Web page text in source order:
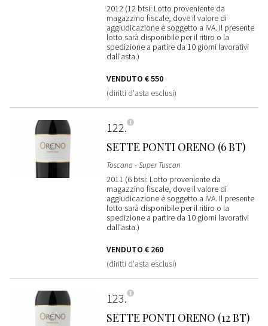
2012 (12 btsi: Lotto proveniente da
magazzino fiscale, dove il valore di
aggiudicazione è soggetto a IVA. Il presente
lotto sarà disponibile per il ritiro o la
spedizione a partire da 10 giorni lavorativi
dall'asta.)
VENDUTO € 550
(diritti d'asta esclusi)
122
SETTE PONTI ORENO (6 BT)
Toscana - Super Tuscan
2011 (6 btsi: Lotto proveniente da
magazzino fiscale, dove il valore di
aggiudicazione è soggetto a IVA. Il presente
lotto sarà disponibile per il ritiro o la
spedizione a partire da 10 giorni lavorativi
dall'asta.)
VENDUTO € 260
(diritti d'asta esclusi)
123
SETTE PONTI ORENO (12 BT)